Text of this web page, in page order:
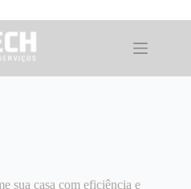
sua casa com eficiência e